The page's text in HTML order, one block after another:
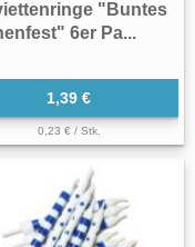
"Buntes
6er Pa...
1,39 €
0,23 € / Stk.